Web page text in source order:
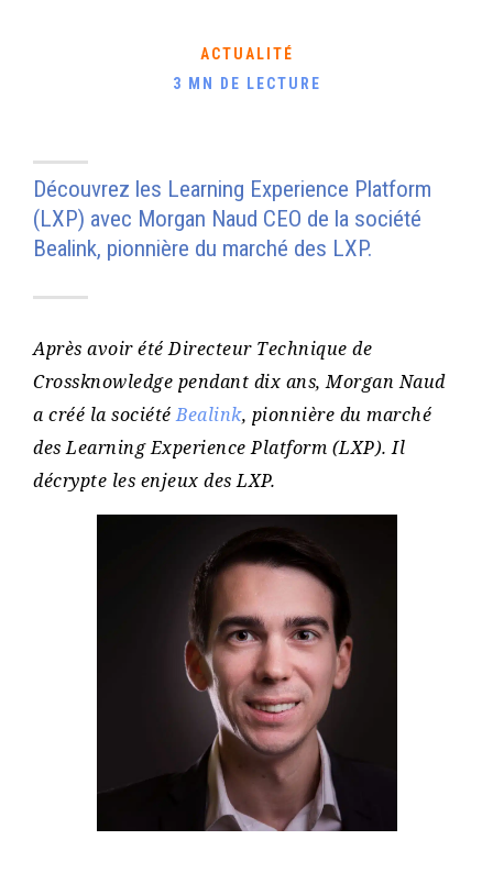
ACTUALITÉ
3 MN DE LECTURE
Découvrez les Learning Experience Platform
(LXP) avec Morgan Naud CEO de la société
Bealink, pionnière du marché des LXP.
Après avoir été Directeur Technique de
Crossknowledge pendant dix ans, Morgan Naud
a créé la sociétéBealink, pionnière du marché
des Learning Experience Platform (LXP). Il
décrypte les enjeux des LXP.